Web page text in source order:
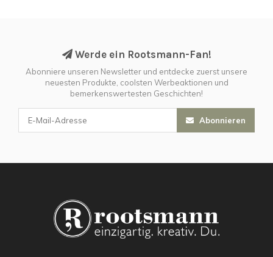
Werde ein Rootsmann-Fan!
Abonniere unseren Newsletter und entdecke zuerst unsere
neuesten Produkte, coolsten Werbeaktionen und
bemerkenswertesten Geschichten!
Abonnieren